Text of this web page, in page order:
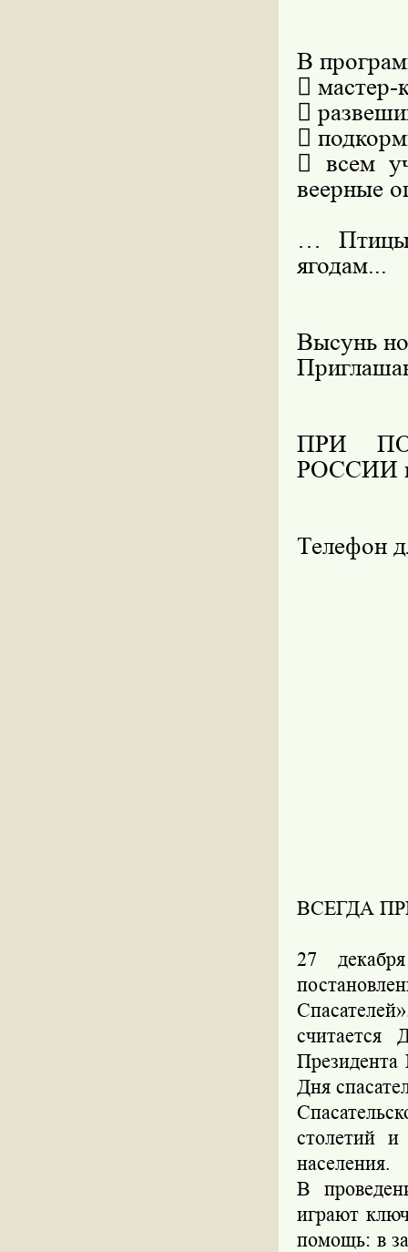
В
 мастер-


 всем
веерные
… Птицы
ягодам...
Высунь
ПРИ
РОССИИ
Телефон
ВСЕГДА
27
считается
Президента
Дня
столетий
населения.
В
играют
помощь: в